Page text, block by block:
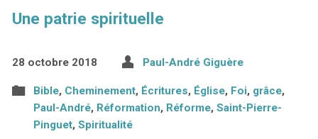
Une patrie spirituelle
28 octobre 2018 Paul-André Giguère
Bible, Cheminement, Écritures, Église, Foi, grâce,
Paul-André, Réformation, Réforme, Saint-Pierre-
Pinguet, Spiritualité